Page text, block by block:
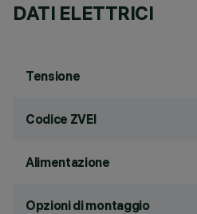
DATI ELETTRICI
Tensione
Codice ZVEI
Alimentazione
Opzioni di montaggio